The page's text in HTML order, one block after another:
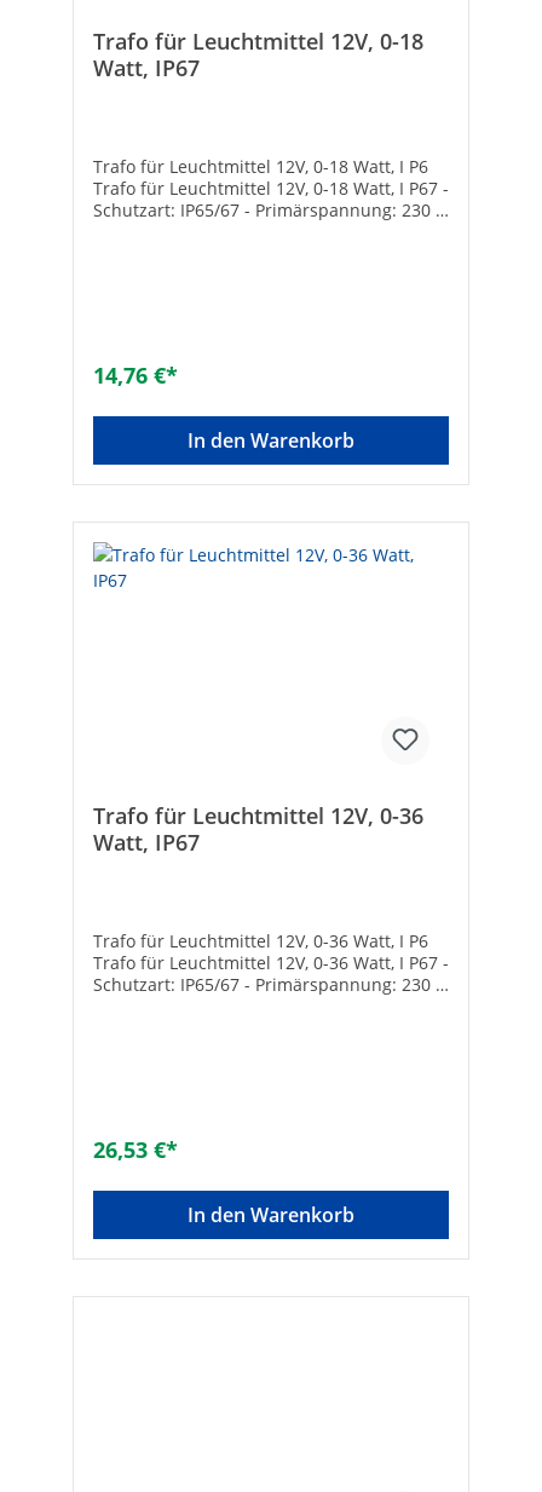
Trafo für Leuchtmittel 12V, 0-18
Watt, IP67
Trafo für Leuchtmittel 12V, 0-18 Watt, I P6
Trafo für Leuchtmittel 12V, 0-18 Watt, I P67 -
Schutzart: IP65/67 - Primärspannung: 230 V
14,76 €*
In den Warenkorb
Trafo für Leuchtmittel 12V, 0-36
Watt, IP67
Trafo für Leuchtmittel 12V, 0-36 Watt, I P6
Trafo für Leuchtmittel 12V, 0-36 Watt, I P67 -
Schutzart: IP65/67 - Primärspannung: 230 V
26,53 €*
In den Warenkorb